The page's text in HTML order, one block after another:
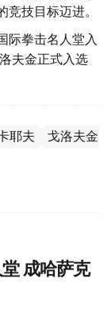
技目标迈进。
际拳击名人堂入
夫金正式入选
耶夫 戈洛夫金
成哈萨克